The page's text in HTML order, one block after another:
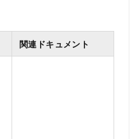
関連ドキュメント